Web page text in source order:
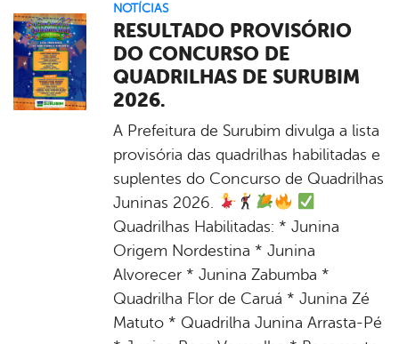
NOTÍCIAS
RESULTADO PROVISÓRIO
DO CONCURSO DE
QUADRILHAS DE SURUBIM
2026.
A Prefeitura de Surubim divulga a lista
provisória das quadrilhas habilitadas e
suplentes do Concurso de Quadrilhas
Juninas 2026.
Quadrilhas Habilitadas: * Junina
Origem Nordestina * Junina
Alvorecer * Junina Zabumba *
Quadrilha Flor de Caruá * Junina Zé
Matuto * Quadrilha Junina Arrasta-Pé